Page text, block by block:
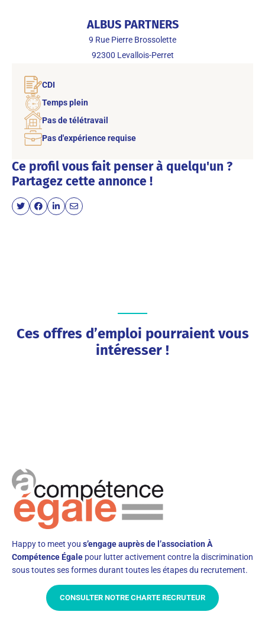
ALBUS PARTNERS
9 Rue Pierre Brossolette
92300 Levallois-Perret
CDI
Temps plein
Pas de télétravail
Pas d'expérience requise
Ce profil vous fait penser à quelqu'un ?
Partagez cette annonce !
Ces offres d’emploi pourraient vous
intéresser !
Happy to meet you s’engage auprès de l’association À
Compétence Égale pour lutter activement contre la discrimination
sous toutes ses formes durant toutes les étapes du recrutement.
CONSULTER NOTRE CHARTE RECRUTEUR